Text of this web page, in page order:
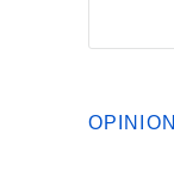
OPINION